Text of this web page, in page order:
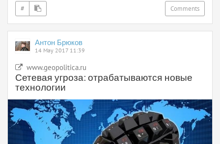
# Comments
Антон Брюков
14 May 2017 11:39
www.geopolitica.ru
Сетевая угроза: отрабатываются новые
технологии